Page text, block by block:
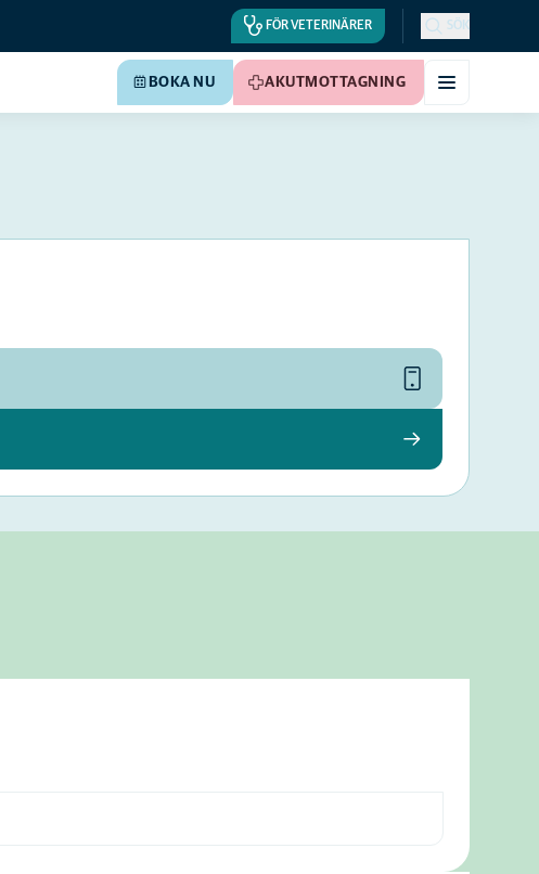
FÖR VETERINÄRER SÖK
BOKA NU AKUTMOTTAGNING